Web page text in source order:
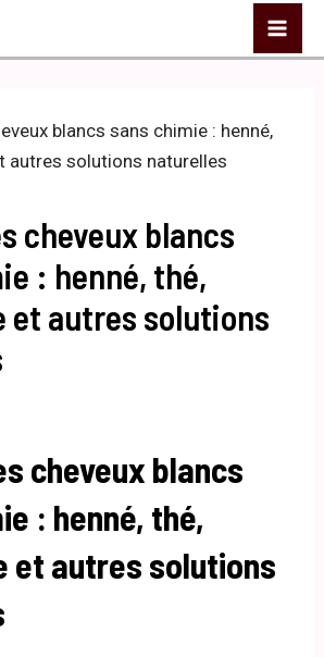
cheveux blancs
: henné, thé,
et autres solutions
cheveux blancs
: henné, thé,
et autres solutions